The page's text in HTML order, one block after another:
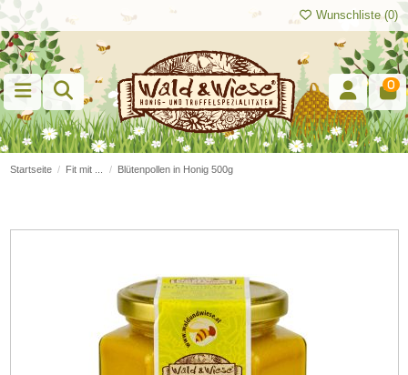
Wunschliste (0)
0
Startseite Fit mit ... Blütenpollen in Honig 500g